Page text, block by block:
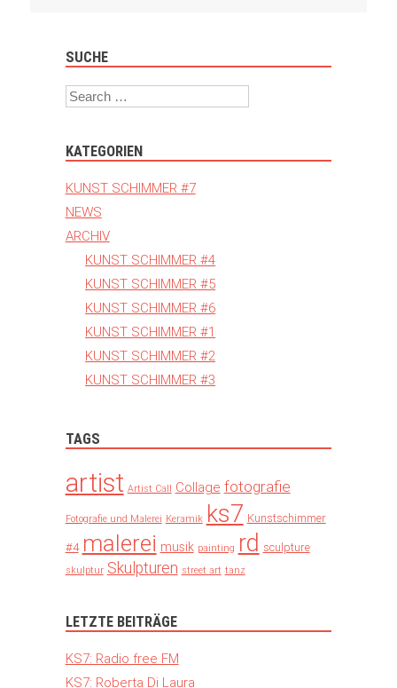
SUCHE
Search
KATEGORIEN
KUNST SCHIMMER #7
NEWS
ARCHIV
KUNST SCHIMMER #4
KUNST SCHIMMER #5
KUNST SCHIMMER #6
KUNST SCHIMMER #1
KUNST SCHIMMER #2
KUNST SCHIMMER #3
TAGS
artist Artist Call Collage fotografie
Fotografie und Malerei Keramik ks7 Kunstschimmer
#4 malerei musik painting rd sculpture
skulptur Skulpturen street art tanz
LETZTE BEITRÄGE
KS7: Radio free FM
KS7: Roberta Di Laura